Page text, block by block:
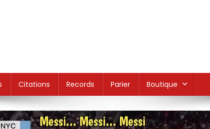
Citations Records Parier Boutique